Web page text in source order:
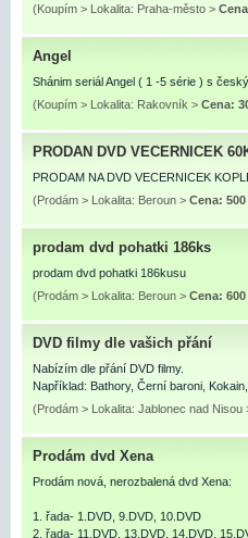
(Koupím > Lokalita: Praha-město >
Angel
Shánim seriál Angel ( 1 -5 série ) s
(Koupím > Lokalita: Rakovník > Cena:
PRODAN DVD VECERNICEK
PRODAM NA DVD VECERNICEK
(Prodám > Lokalita: Beroun > Cena: 500
prodam dvd pohatki 186ks
prodam dvd pohatki 186kusu
(Prodám > Lokalita: Beroun > Cena: 600
DVD filmy dle vašich přání
Nabízím dle přání DVD filmy.
Například: Bathory, Černí baroni,
(Prodám > Lokalita: Jablonec nad Nisou
Prodám dvd Xena
Prodám nová, nerozbalená dvd Xena:
1. řada- 1.DVD, 9.DVD, 10.DVD
2. řada- 11.DVD, 13.DVD, 14.DVD,